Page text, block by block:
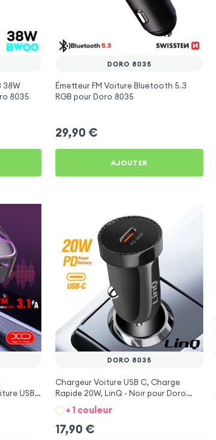
38W
8035
DORO 8035
Émetteur FM Voiture Bluetooth 5.3
RGB pour Doro 8035
29,90 €
AJOUTER
USB
DORO 8035
Chargeur Voiture USB C, Charge
Rapide 20W, LinQ - Noir pour Doro
8035
+ 1 couleur
17,90 €